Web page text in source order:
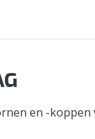
en -